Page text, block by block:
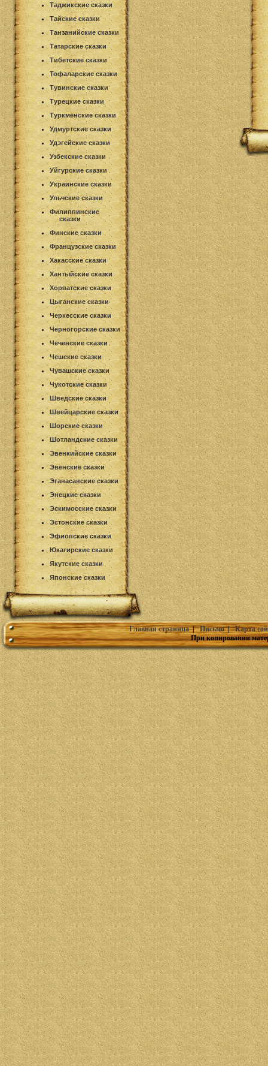
Таджикские сказки
Тайские сказки
Танзанийские сказки
Татарские сказки
Тибетские сказки
Тофаларские сказки
Тувинские сказки
Турецкие сказки
Туркменские сказки
Удмуртские сказки
Удэгейские сказки
Узбекские сказки
Уйгурские сказки
Украинские сказки
Ульчские сказки
Филиппинские
сказки
Финские сказки
Французские сказки
Хакасские сказки
Хантыйские сказки
Хорватские сказки
Цыганские сказки
Черкесские сказки
Черногорские сказки
Чеченские сказки
Чешские сказки
Чувашские сказки
Чукотские сказки
Шведские сказки
Швейцарские сказки
Шорские сказки
Шотландские сказки
Эвенкийские сказки
Эвенские сказки
Эганасанские сказки
Энецкие сказки
Эскимосские сказки
Эстонские сказки
Эфиопские сказки
Юкагирские сказки
Якутские сказки
Японские сказки
Главная страница|Письмо|Карта
При копировании